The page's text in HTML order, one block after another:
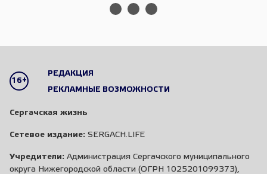
16+
РЕДАКЦИЯ
РЕКЛАМНЫЕ ВОЗМОЖНОСТИ
Сергачская жизнь
Сетевое издание: SERGACH.LIFE
Учредители: Администрация Сергачского муниципального
округа Нижегородской области (ОГРН 1025201099373),